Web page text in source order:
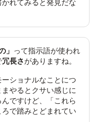
れてみると発見だな
」 って指示語が使われ
冗長さがありますね。
ショナルなことにつ
やるとクサい感じに
ですけど、「これら
で踏みとどまれてい